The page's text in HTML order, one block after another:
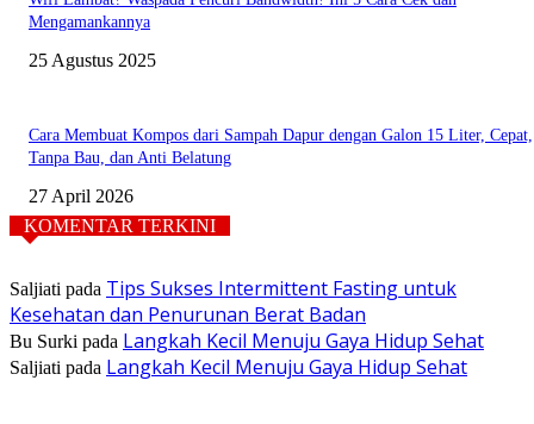
Mengamankannya
25 Agustus 2025
Cara Membuat Kompos dari Sampah Dapur dengan Galon 15 Liter, Cepat,
Tanpa Bau, dan Anti Belatung
27 April 2026
KOMENTAR TERKINI
Saljiati pada Tips Sukses Intermittent Fasting untuk
Kesehatan dan Penurunan Berat Badan
Bu Surki pada Langkah Kecil Menuju Gaya Hidup Sehat
Saljiati pada Langkah Kecil Menuju Gaya Hidup Sehat